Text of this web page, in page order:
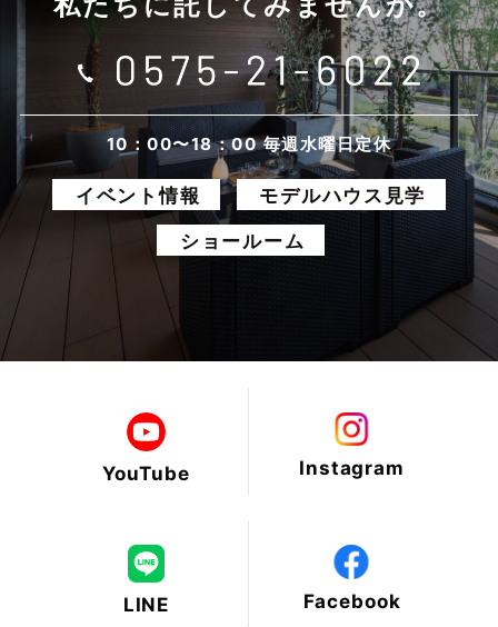
2025年7月
2025年6月
2025年5月
2025年4月
2025年1月
2024年11月
2024年10月
10：00〜18：00 毎週水曜日定休
イベント情報
モデルハウス見学
ショールーム
YouTube Instagram
LINE Facebook